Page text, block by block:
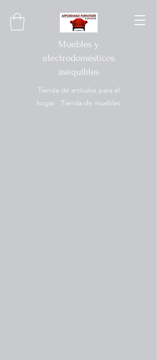
Muebles y
electrodomésticos
asequibles
Tienda de artículos para el
hogar · Tienda de muebles